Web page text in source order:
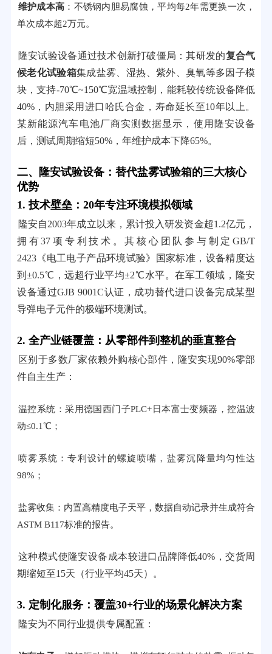
维护成本高 ：不锈钢内胆易腐蚀，平均每2年需更换一次，
单次成本超2万元。
隆安试验设备通过技术创新打破僵局：其研发的复合气
候老化试验箱集成盐雾、湿热、紫外、臭氧等多因子模
块，支持-70℃~150℃宽温域控制，能耗较传统设备降低
40%，内胆采用进口哈氏合金，寿命延长至10年以上。
某新能源汽车电池厂商实测数据显示，使用隆安设备
后，测试周期缩短50%，年维护成本下降65%。
二、隆安试验设备：替代盐雾试验箱的三大核心
优势
1. 技术壁垒：20年专注环境模拟领域
隆安自2003年成立以来，累计投入研发资金超1.2亿元，
拥有37项专利技术。其核心团队参与制定GB/T
2423《电工电子产品环境试验》国家标准，设备精度达
到±0.5℃，远超行业平均±2℃水平。在军工领域，隆安
设备通过GJB 9001C认证，成功替代进口设备完成某型
导弹电子元件的极端环境测试。
2. 全产业链覆盖：从零部件到整机的垂直整合
区别于多数厂家依赖外购核心部件，隆安实现90%零部
件自主生产：
温控系统：采用德国西门子PLC+日本富士变频器，控温波
动≤0.1℃；
喷雾系统：专利设计的螺旋喷嘴，盐雾沉降量均匀性达
98%；
盐雾收集：内置高精度电子天平，数据自动记录并生成符合
ASTM B117标准的报告。
这种模式使隆安设备成本较进口品牌降低40%，交货周
期缩短至15天（行业平均45天）。
3. 定制化服务：覆盖30+行业的场景化解决方案
隆安为不同行业提供专属配置：